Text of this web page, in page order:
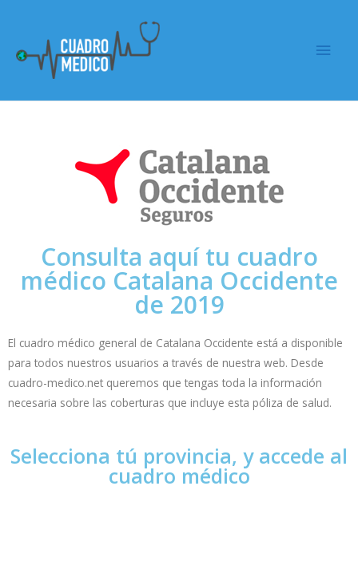
Consulta aquí tu cuadro
médico Catalana Occidente
de 2019
El cuadro médico general de Catalana Occidente está a disponible
para todos nuestros usuarios a través de nuestra web. Desde
cuadro-medico.net queremos que tengas toda la información
necesaria sobre las coberturas que incluye esta póliza de salud.
Selecciona tú provincia, y accede al
cuadro médico​